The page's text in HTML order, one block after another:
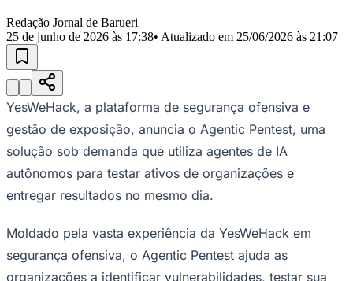
JubranBelvalBethavilleBoa
VistaCalifórnia CarapicuíbaCentroChácaras MarcoCidades da
Região
Militar
Califórnia Jardim dos Altos
Esperança Jardim Graziela
JulioJardim LíbanoJardim Maria CristinaJardim Maria Helena
Jardim Paraíso Jardim Reginalice
LuísJardim São PedroJardim São SilvestreJardim SilveiraJardim
TupãJardim TupanciMutingaNova AldeinhaOsascoParque dos
Camargos
Parque Santa Luzia
do Bom Jesus Recanto PhrynéaSantana de
ParnaíbaSilveiraTamboré Vale do Sol Vila Barros
do Conde Vila Engenho NovoVila Márcia
Para Sua Empresa
Anuncie no Portal
Guia de Empresas
Redação Jornal de Barueri
25 de junho de 2026 às 17:38• Atualizado em 25/06/2026 às 21:07
YesWeHack, a plataforma de segurança ofensiva e
gestão de exposição, anuncia o Agentic Pentest, uma
solução sob demanda que utiliza agentes de IA
autônomos para testar ativos de organizações e
entregar resultados no mesmo dia.
Moldado pela vasta experiência da YesWeHack em
segurança ofensiva, o Agentic Pentest ajuda as
organizações a identificar vulnerabilidades, testar sua